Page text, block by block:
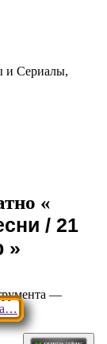
и Сериалы,
—